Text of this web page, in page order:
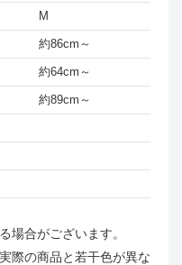
M
約86cm～
約64cm～
約89cm～
場合がございます。
際の商品と若干色が異な